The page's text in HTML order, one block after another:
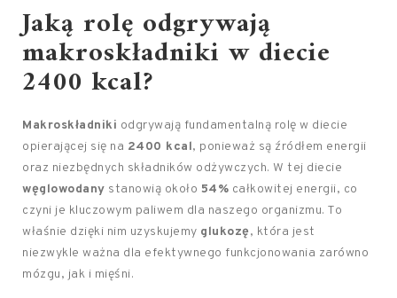
Jaką rolę odgrywają
makroskładniki w diecie
2400 kcal?
Makroskładniki odgrywają fundamentalną rolę w diecie
opierającej się na 2400 kcal, ponieważ są źródłem energii
oraz niezbędnych składników odżywczych. W tej diecie
węglowodany stanowią około 54% całkowitej energii, co
czyni je kluczowym paliwem dla naszego organizmu. To
właśnie dzięki nim uzyskujemy glukozę, która jest
niezwykle ważna dla efektywnego funkcjonowania zarówno
mózgu, jak i mięśni.